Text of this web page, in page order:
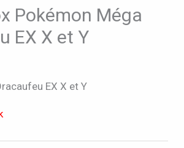
Pokémon Méga
EX X et Y
EX X et Y